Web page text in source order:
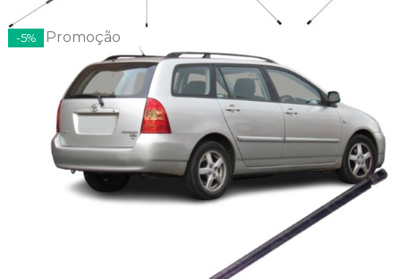
-5% Promoção